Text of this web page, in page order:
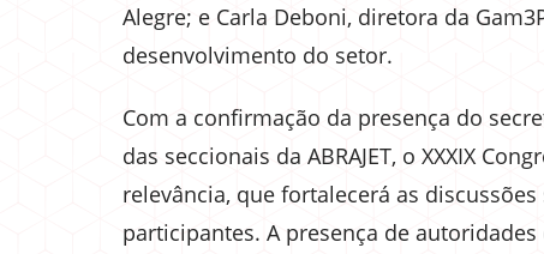
Alegre; e Carla Deboni, diretora da
desenvolvimento do setor.
Com a confirmação da presença do
das seccionais da ABRAJET, o XXXIX
relevância, que fortalecerá as
participantes. A presença de